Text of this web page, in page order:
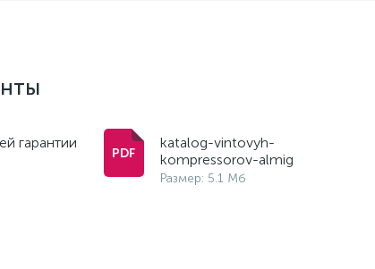
гарантии
katalog-vintovyh-
kompressorov-almig
Размер: 5.1 Мб